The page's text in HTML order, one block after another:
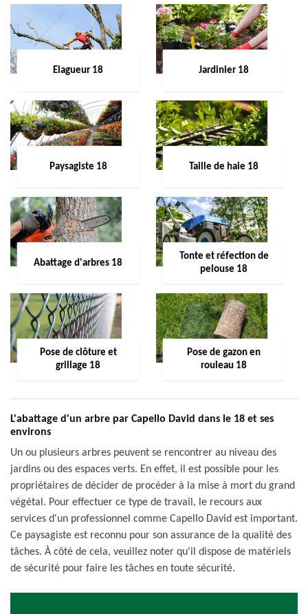
Elagueur 18 Jardinier 18
Paysagiste 18 Taille de haie 18
Abattage d'arbres 18
Tonte et réfection de
pelouse 18
Pose de clôture et
grillage 18
Pose de gazon en
rouleau 18
L'abattage d'un arbre par Capello David dans le 18 et ses
environs
Un ou plusieurs arbres peuvent se rencontrer au niveau des
jardins ou des espaces verts. En effet, il est possible pour les
propriétaires de décider de procéder à la mise à mort du grand
végétal. Pour effectuer ce type de travail, le recours aux
services d'un professionnel comme Capello David est important.
Ce paysagiste est reconnu pour son assurance de la qualité des
tâches. À côté de cela, veuillez noter qu'il dispose de matériels
de sécurité pour faire les tâches en toute sécurité.